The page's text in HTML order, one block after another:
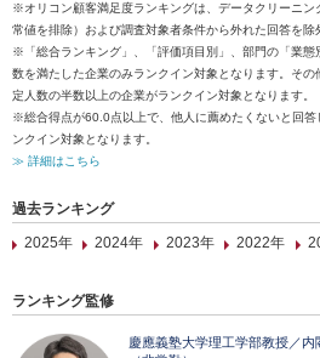
※オリコン顧客満足度ランキングは、データクリーニ
常値を排除）および調査対象者条件から外れた回答を除
※「総合ランキング」、「評価項目別」、部門の「業態
数を満たした企業のみランクイン対象となります。そ
定人数の半数以上の企業がランクイン対象となります。
※総合得点が60.0点以上で、他人に薦めたくないと回答
ンクイン対象となります。
≫ 詳細はこちら
過去ランキング
2025年
2024年 2023年 2022年
ランキング監修
慶應義塾大学理工学部教授／